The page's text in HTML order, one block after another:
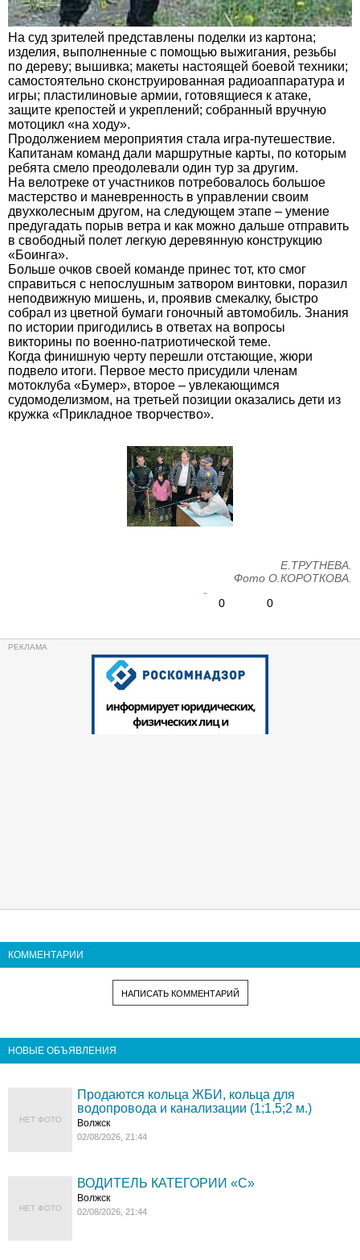
На суд зрителей представлены поделки из картона;
изделия, выполненные с помощью выжигания, резьбы
по дереву; вышивка; макеты настоящей боевой техники;
самостоятельно сконструированная радиоаппаратура и
игры; пластилиновые армии, готовящиеся к атаке,
защите крепостей и укреплений; собранный вручную
мотоцикл «на ходу».
Продолжением мероприятия стала игра-путешествие.
Капитанам команд дали маршрутные карты, по которым
ребята смело преодолевали один тур за другим.
На велотреке от участников потребовалось большое
мастерство и маневренность в управлении своим
двухколесным другом, на следующем этапе – умение
предугадать порыв ветра и как можно дальше отправить
в свободный полет легкую деревянную конструкцию
«Боинга».
Больше очков своей команде принес тот, кто смог
справиться с непослушным затвором винтовки, поразил
неподвижную мишень, и, проявив смекалку, быстро
собрал из цветной бумаги гоночный автомобиль. Знания
по истории пригодились в ответах на вопросы
викторины по военно-патриотической теме.
Когда финишную черту перешли отстающие, жюри
подвело итоги. Первое место присудили членам
мотоклуба «Бумер», второе – увлекающимся
судомоделизмом, на третьей позиции оказались дети из
кружка «Прикладное творчество».
Е.ТРУТНЕВА.
Фото О.КОРОТКОВА.
0
0
КОММЕНТАРИИ
НАПИСАТЬ КОММЕНТАРИЙ
НОВЫЕ ОБЪЯВЛЕНИЯ
НЕТ ФОТО
Продаются кольца ЖБИ, кольца для
водопровода и канализации (1;1,5;2 м.)
Волжск
02/08/2026, 21:44
НЕТ ФОТО
ВОДИТЕЛЬ КАТЕГОРИИ «C»
Волжск
02/08/2026, 21:44